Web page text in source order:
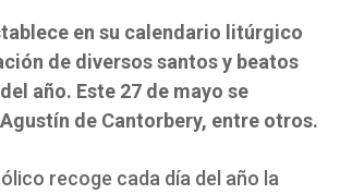
en su calendario litúrgico
de diversos santos y beatos
año. Este 27 de mayo se
de Cantorbery, entre otros.
recoge cada día del año la